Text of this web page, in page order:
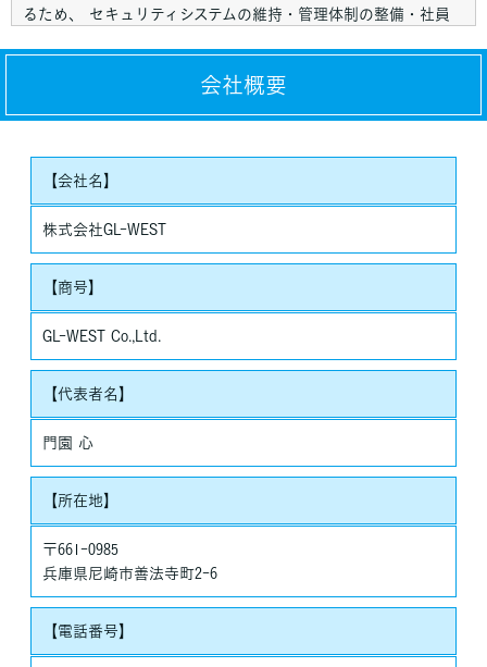
るため、 セキュリティシステムの維持・管理体制の整備・社員
厳重な管理を行ないます。
付に利用いたします。
個人情報の第三者への開示・提供の禁止
当社は、お客さまよりお預かりした個人情報を適切に管理し、次
のいずれかに該当する場合を除き、個人情報を第三者に開示いた
しません。
・お客さまの同意がある場合
・お客さまが希望されるサービスを行なうために当社が業務を委
・法令に基づき開示することが必要である場合
個人情報の安全対策
当社は、個人情報の正確性及び安全性確保のために、セキュリテ
ィに万全の対策を講じています。
きます。
法令、規範の遵守と見直し
当社は、保有する個人情報に関して適用される日本の法令、その
会社概要
【会社名】
株式会社GL-WEST
【商号】
GL-WEST Co.,Ltd.
【代表者名】
門園 心
【所在地】
〒661-0985
兵庫県尼崎市善法寺町2-6
【電話番号】